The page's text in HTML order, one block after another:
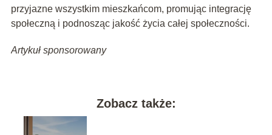
przyjazne wszystkim mieszkańcom, promując integrację
społeczną i podnosząc jakość życia całej społeczności.
Artykuł sponsorowany
Zobacz także: